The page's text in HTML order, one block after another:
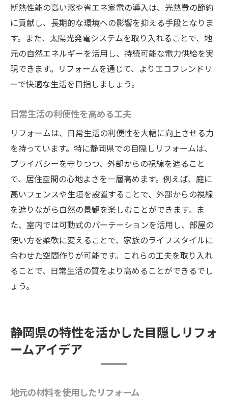
断熱性能の高い窓や省エネ家電の導入は、光熱費の節約
に貢献し、長期的な環境への影響を抑える手段となりま
す。また、太陽光発電システムを取り入れることで、地
元の自然エネルギーを活用し、持続可能な電力供給を実
現できます。リフォームを通じて、よりエコフレンドリ
ーで快適な生活を目指しましょう。
日常生活の利便性を高める工夫
リフォームは、日常生活の利便性を大幅に向上させる力
を持っています。特に静岡県での目隠しリフォームは、
プライバシーを守りつつ、外部からの視線を遮ること
で、居住空間の心地よさを一層高めます。例えば、庭に
高いフェンスや生垣を設置することで、外部からの視線
を遮りながら自然の景観を楽しむことができます。ま
た、室内では可動式のパーテーションを活用し、部屋の
使い方を柔軟に変えることで、家族のライフスタイルに
合わせた空間作りが可能です。これらの工夫を取り入れ
ることで、日常生活の質をより高めることができるでし
ょう。
静岡県の特性を活かした目隠しリフォ
ームアイデア
地元の材料を使用したリフォーム